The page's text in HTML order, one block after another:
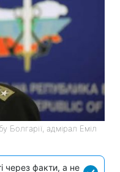
Болгарії, адмірал Еміл
через факти, а не